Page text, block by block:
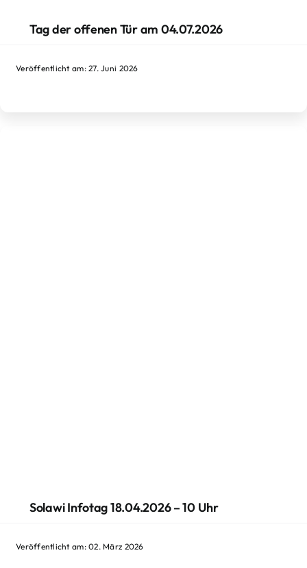
Tag der offenen Tür am 04.07.2026
Veröffentlicht am: 27. Juni 2026
Solawi Infotag 18.04.2026 – 10 Uhr
Veröffentlicht am: 02. März 2026